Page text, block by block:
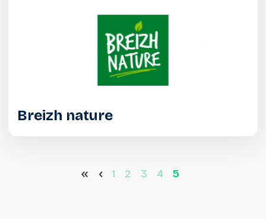
Breizh nature
<< < 1 2 3 4 5